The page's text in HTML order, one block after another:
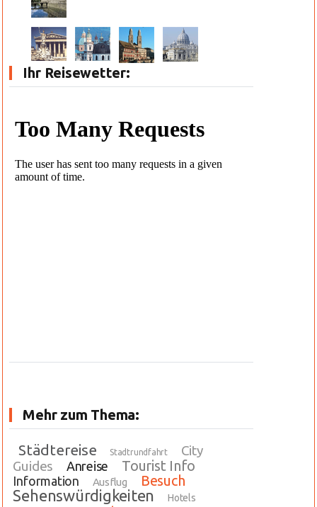
Ihr Reisewetter:
Mehr zum Thema:
Städtereise Stadtrundfahrt
City
Guides
Anreise Tourist Info
Information Ausflug Besuch
Sehenswürdigkeiten Hotels